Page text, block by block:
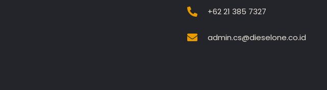
+62 21 385 7327
admin.cs@dieselone.co.id